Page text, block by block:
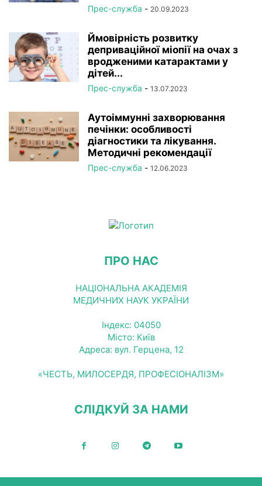
Прес-служба - 20.09.2023
Ймовірність розвитку
деприваційної міопії на очах з
вродженими катарактами у
дітей...
Прес-служба - 13.07.2023
Аутоіммунні захворювання
печінки: особливості
діагностики та лікування.
Методичні рекомендації
Прес-служба - 12.06.2023
ПРО НАС
НАЦІОНАЛЬНА АКАДЕМІЯ
МЕДИЧНИХ НАУК УКРАЇНИ
Індекс: 04050
Місто: Київ
Адреса: вул. Герцена, 12
«ЧЕСТЬ, МИЛОСЕРДЯ, ПРОФЕСІОНАЛІЗМ»
СЛІДКУЙ ЗА НАМИ